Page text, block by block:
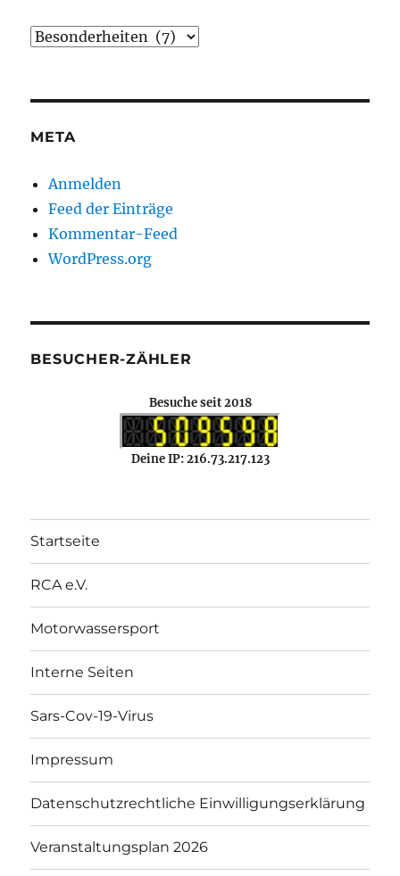
Kategorien
META
Anmelden
Feed der Einträge
Kommentar-Feed
WordPress.org
BESUCHER-ZÄHLER
Besuche seit 2018
Deine IP: 216.73.217.123
Startseite
RCA e.V.
Motorwassersport
Interne Seiten
Sars-Cov-19-Virus
Impressum
Datenschutzrechtliche Einwilligungserklärung
Veranstaltungsplan 2026